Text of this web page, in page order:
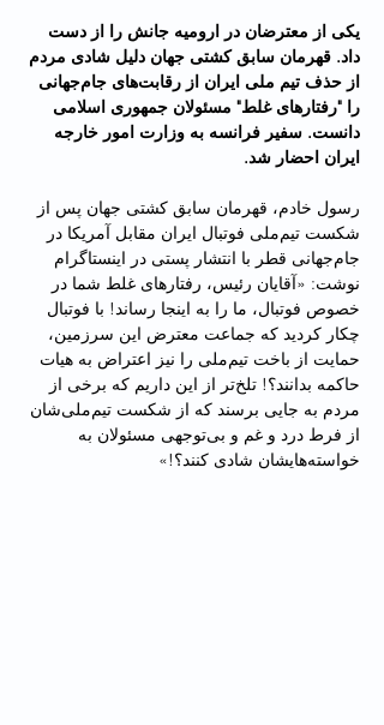
یکی از معترضان در ارومیه جانش را از دست
داد. قهرمان سابق کشتی جهان دلیل شادی مردم
از حذف تیم ملی ایران از رقابت‌های جام‌جهانی
را "رفتارهای غلط" مسئولان جمهوری اسلامی
دانست. سفیر فرانسه به وزارت امور خارجه
ایران احضار شد.
رسول خادم، قهرمان سابق کشتی جهان پس از
شکست تیم‌ملی فوتبال ایران مقابل آمریکا در
جام‌جهانی قطر با انتشار پستی در اینستاگرام
نوشت: «آقایان رئیس، رفتارهای غلط شما در
خصوص فوتبال، ما را به اینجا رساند! با فوتبال
چکار کردید که جماعت معترض این سرزمین،
حمایت از باخت تیم‌ملی را نیز اعتراض به هیات
حاکمه بدانند؟! تلخ‌تر از این داریم که برخی از
مردم به جایی برسند که از شکست تیم‌ملی‌شان
از فرط درد و غم و بی‌توجهی مسئولان به
خواسته‌هایشان شادی کنند؟!»